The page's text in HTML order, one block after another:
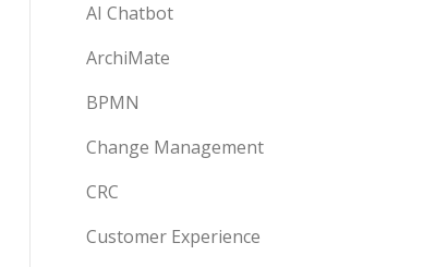
AI Chatbot
ArchiMate
BPMN
Change Management
CRC
Customer Experience